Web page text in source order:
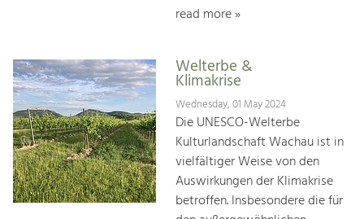
read more »
Welterbe &
Klimakrise
Wednesday, 01 May 2024
Die UNESCO-Welterbe
Kulturlandschaft Wachau ist in
vielfältiger Weise von den
Auswirkungen der Klimakrise
betroffen. Insbesondere die für